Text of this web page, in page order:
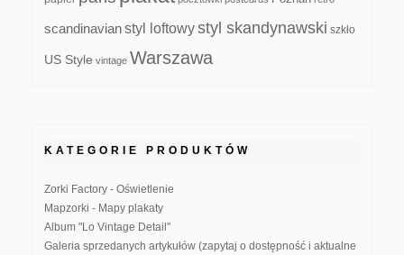
scandinavianstyl loftowystyl skandynawski szkło
US Style vintage Warszawa
KATEGORIE PRODUKTÓW
Zorki Factory - Oświetlenie
Mapzorki - Mapy plakaty
Album "Lo Vintage Detail"
Galeria sprzedanych artykułów (zapytaj o dostępność i aktualne